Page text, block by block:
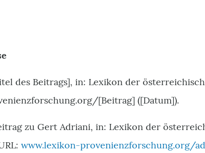
des Beitrags], in: Lexikon der
[Beitrag] ([Datum]).
zu Gert Adriani, in: Lexikon der
www.lexikon-provenienzforschung.org/